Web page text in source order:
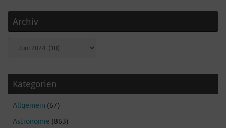
Archiv
Kategorien
Allgemein (67)
Astronomie (863)